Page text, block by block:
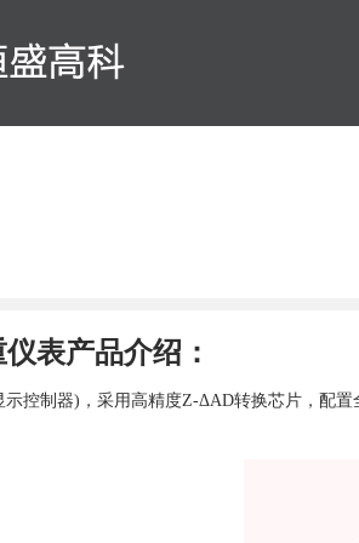
表产品介绍：
示控制器)，采用高精度Z-ΔAD转换芯片，配